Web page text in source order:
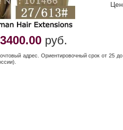
3400.00 руб.
адрес. Ориентировочный срок от 25